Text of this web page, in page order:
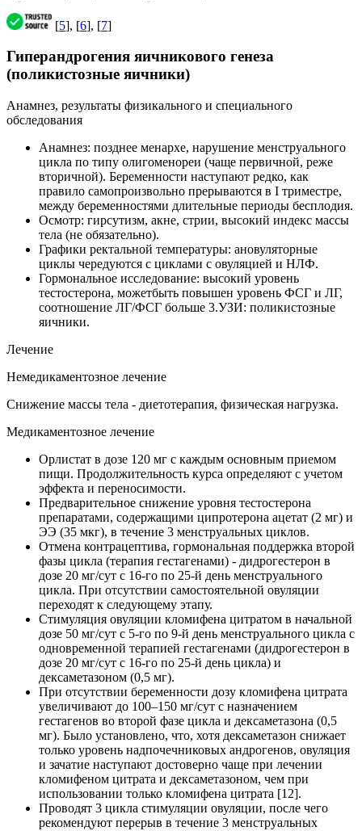
[5], [6], [7]
Гиперандрогения яичникового генеза
(поликистозные яичники)
Анамнез, результаты физикального и специального
обследования
Анамнез: позднее менархе, нарушение менструального
цикла по типу олигоменореи (чаще первичной, реже
вторичной). Беременности наступают редко, как
правило самопроизвольно прерываются в I триместре,
между беременностями длительные периоды бесплодия.
Осмотр: гирсутизм, акне, стрии, высокий индекс массы
тела (не обязательно).
Графики ректальной температуры: ановуляторные
циклы чередуются с циклами с овуляцией и НЛФ.
Гормональное исследование: высокий уровень
тестостерона, можетбыть повышен уровень ФСГ и ЛГ,
соотношение ЛГ/ФСГ больше 3.УЗИ: поликистозные
яичники.
Лечение
Немедикаментозное лечение
Снижение массы тела - диетотерапия, физическая нагрузка.
Медикаментозное лечение
Орлистат в дозе 120 мг с каждым основным приемом
пищи. Продолжительность курса определяют с учетом
эффекта и переносимости.
Предварительное снижение уровня тестостерона
препаратами, содержащими ципротерона ацетат (2 мг) и
ЭЭ (35 мкг), в течение 3 менструальных циклов.
Отмена контрацептива, гормональная поддержка второй
фазы цикла (терапия гестагенами) - дидрогестерон в
дозе 20 мг/сут с 16-го по 25-й день менструального
цикла. При отсутствии самостоятельной овуляции
переходят к следующему этапу.
Стимуляция овуляции кломифена цитратом в начальной
дозе 50 мг/сут с 5-го по 9-й день менструального цикла с
одновременной терапией гестагенами (дидрогестерон в
дозе 20 мг/сут с 16-го по 25-й день цикла) и
дексаметазоном (0,5 мг).
При отсутствии беременности дозу кломифена цитрата
увеличивают до 100–150 мг/сут с назначением
гестагенов во второй фазе цикла и дексаметазона (0,5
мг). Было установлено, что, хотя дексаметазон снижает
только уровень надпочечниковых андрогенов, овуляция
и зачатие наступают достоверно чаще при лечении
кломифеном цитрата и дексаметазоном, чем при
использовании только кломифена цитрата [12].
Проводят 3 цикла стимуляции овуляции, после чего
рекомендуют перерыв в течение 3 менструальных